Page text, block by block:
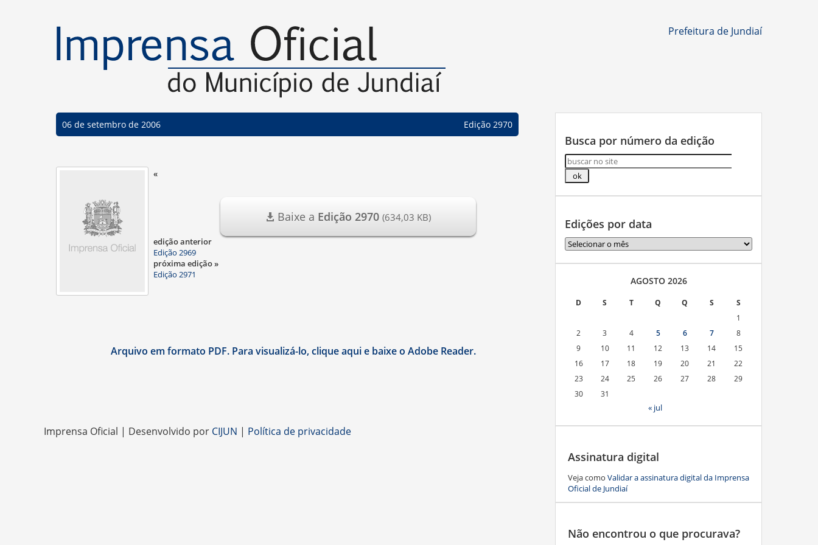
Prefeitura de Jundiaí
06 de setembro de 2006 Edição 2970
Baixe a Edição 2970 (634,03 KB)
«
edição anterior
Edição 2969
próxima edição »
Edição 2971
Arquivo em formato PDF. Para visualizá-lo, clique aqui e baixe o Adobe Reader.
Busca por número da edição
Edições por data
Edições
por
data
AGOSTO 2026
D S T Q Q S
S
1
2
3 4 5 6 7
8
9
10 11 12 13 14
15
16
17 18 19 20 21
22
23
24 25 26 27 28
29
30
31
« jul
Assinatura digital
Veja como Validar a assinatura digital da Imprensa
Oficial de Jundiaí
Não encontrou o que procurava?
Imprensa Oficial | Desenvolvido por CIJUN | Política de privacidade